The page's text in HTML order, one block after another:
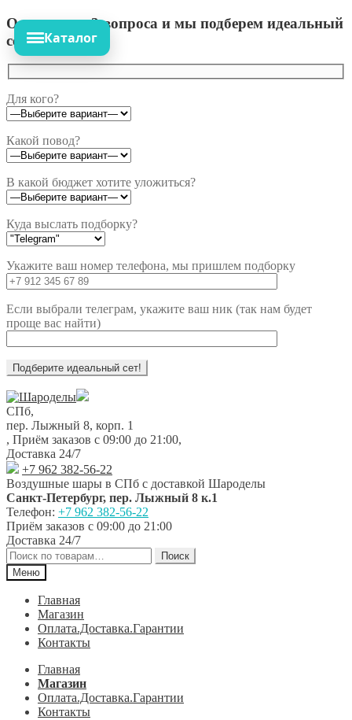
Ответьте на 3 вопроса и мы подберем идеальный
сет!
Для кого?
Какой повод?
В какой бюджет хотите уложиться?
Куда выслать подборку?
Укажите ваш номер телефона, мы пришлем подборку
Если выбрали телеграм, укажите ваш ник (так нам будет
проще вас найти)
Перейти
к
навигации
Перейти
к
содержимому
СПб,
пер. Лыжный 8, корп. 1
, Приём заказов с 09:00 до 21:00,
Доставка 24/7
+7 962 382-56-22
Воздушные шары в СПб с доставкой Шароделы
Санкт-Петербург, пер. Лыжный 8 к.1
Телефон: +7 962 382-56-22
Приём заказов с 09:00 до 21:00
Доставка 24/7
Искать:
Поиск
Меню
Главная
Магазин
Оплата.Доставка.Гарантии
Контакты
Главная
Магазин
Оплата.Доставка.Гарантии
Контакты
Каталог